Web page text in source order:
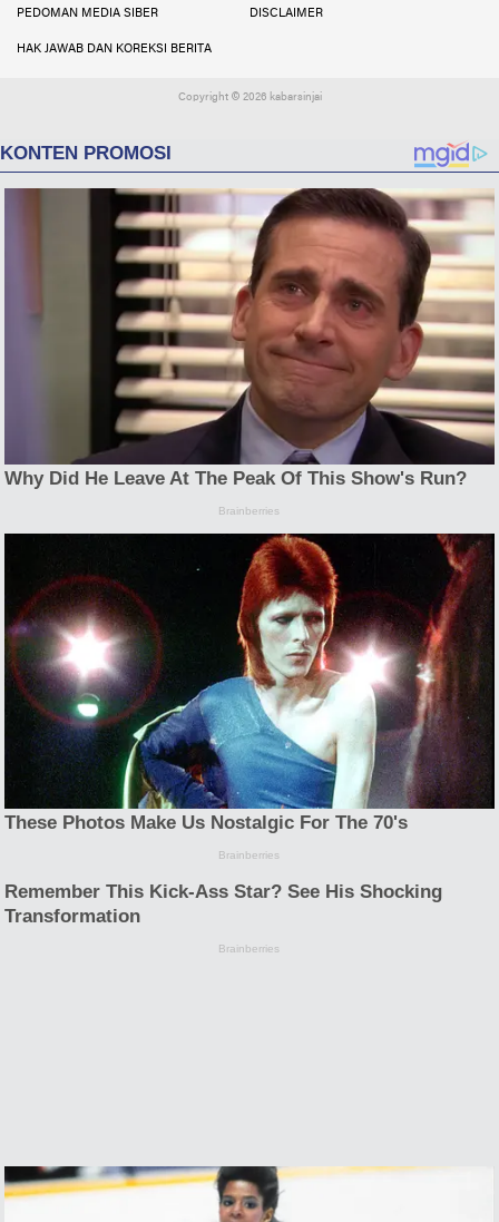
PEDOMAN MEDIA SIBER DISCLAIMER
HAK JAWAB DAN KOREKSI BERITA
Copyright © 2026 kabarsinjai